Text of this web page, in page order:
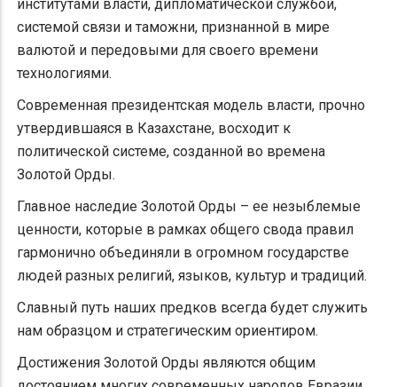
институтами власти, дипломатической службой,
системой связи и таможни, признанной в мире
валютой и передовыми для своего времени
технологиями.
Современная президентская модель власти, прочно
утвердившаяся в Казахстане, восходит к
политической системе, созданной во времена
Золотой Орды.
Главное наследие Золотой Орды – ее незыблемые
ценности, которые в рамках общего свода правил
гармонично объединяли в огромном государстве
людей разных религий, языков, культур и традиций.
Славный путь наших предков всегда будет служить
нам образцом и стратегическим ориентиром.
Достижения Золотой Орды являются общим